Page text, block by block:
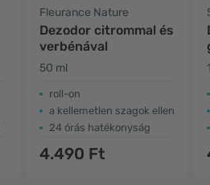
Fleurance Nature
Dezodor citrommal és
verbénával
50 ml
roll-on
a kellemetlen szagok ellen
24 órás hatékonyság
4.490 Ft